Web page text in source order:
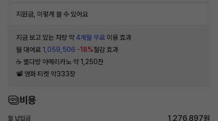
지원금, 이렇게 쓸 수 있어요
지금 보고 있는 차량 약4개월 무료 이용 효과
월 대여료 1,059,506 -18%절감 효과
☕️ 별다방 아메리카노 약 1,250잔
📽 영화 티켓 약333장
비용
월 납입금 1,276,897원